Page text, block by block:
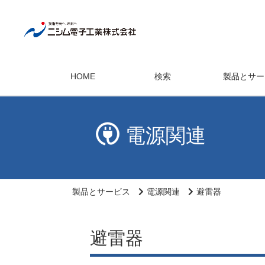
HOME 検索 製品とサ
電源関連
製品とサービス 電源関連 避雷器
避雷器